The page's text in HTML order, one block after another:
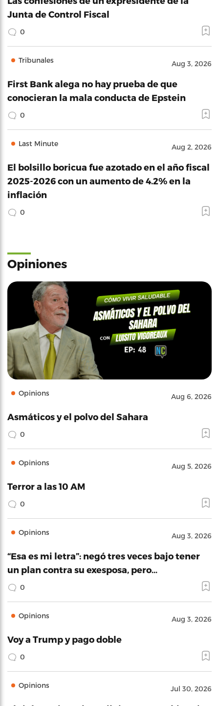
Junta de Control Fiscal
0
Tribunales Aug 3, 2026
First Bank alega no hay prueba de que
conocieran la mala conducta de Epstein
0
Last Minute Aug 2, 2026
El bolsillo boricua fue azotado en el año fiscal
2025-2026 con un aumento de 4.2% en la
inflación
0
Opiniones
Opinions Aug 6, 2026
Asmáticos y el polvo del Sahara
0
Opinions Aug 5, 2026
Terror a las 10 AM
0
Opinions Aug 3, 2026
“Esa es mi letra”: negó tres veces bajo tener
un plan contra su exesposa, pero…
0
Opinions Aug 3, 2026
Voy a Trump y pago doble
0
Opinions Jul 30, 2026